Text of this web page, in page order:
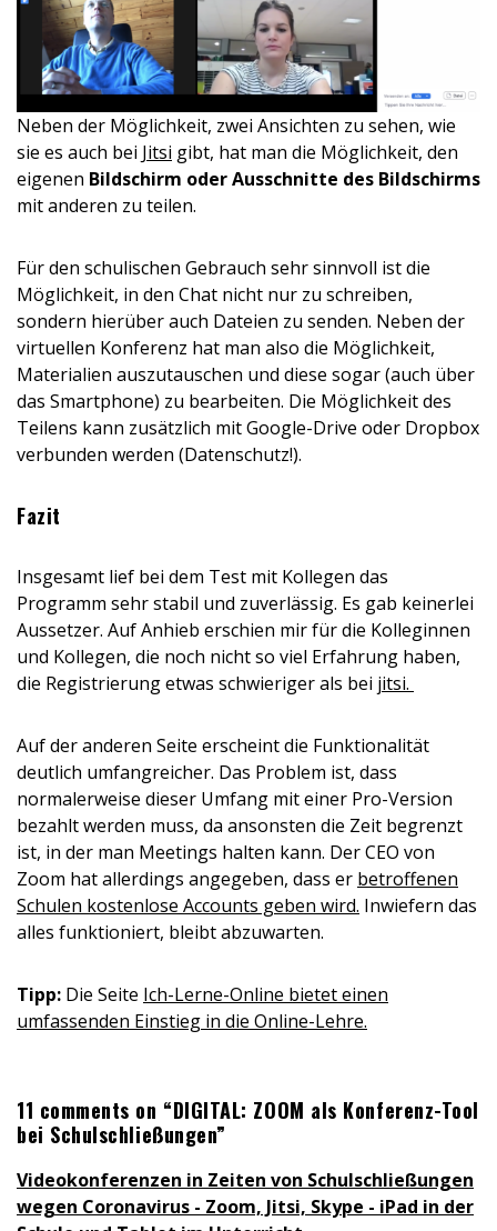
Neben der Möglichkeit, zwei Ansichten zu sehen, wie
sie es auch bei Jitsi gibt, hat man die Möglichkeit, den
eigenen Bildschirm oder Ausschnitte des Bildschirms
mit anderen zu teilen.
Für den schulischen Gebrauch sehr sinnvoll ist die
Möglichkeit, in den Chat nicht nur zu schreiben,
sondern hierüber auch Dateien zu senden. Neben der
virtuellen Konferenz hat man also die Möglichkeit,
Materialien auszutauschen und diese sogar (auch über
das Smartphone) zu bearbeiten. Die Möglichkeit des
Teilens kann zusätzlich mit Google-Drive oder Dropbox
verbunden werden (Datenschutz!).
Fazit
Insgesamt lief bei dem Test mit Kollegen das
Programm sehr stabil und zuverlässig. Es gab keinerlei
Aussetzer. Auf Anhieb erschien mir für die Kolleginnen
und Kollegen, die noch nicht so viel Erfahrung haben,
die Registrierung etwas schwieriger als bei jitsi.
Auf der anderen Seite erscheint die Funktionalität
deutlich umfangreicher. Das Problem ist, dass
normalerweise dieser Umfang mit einer Pro-Version
bezahlt werden muss, da ansonsten die Zeit begrenzt
ist, in der man Meetings halten kann. Der CEO von
Zoom hat allerdings angegeben, dass er betroffenen
Schulen kostenlose Accounts geben wird. Inwiefern das
alles funktioniert, bleibt abzuwarten.
Tipp: Die Seite Ich-Lerne-Online bietet einen
umfassenden Einstieg in die Online-Lehre.
11 comments on “DIGITAL: ZOOM als Konferenz-Tool
bei Schulschließungen”
Videokonferenzen in Zeiten von Schulschließungen
wegen Coronavirus - Zoom, Jitsi, Skype - iPad in der